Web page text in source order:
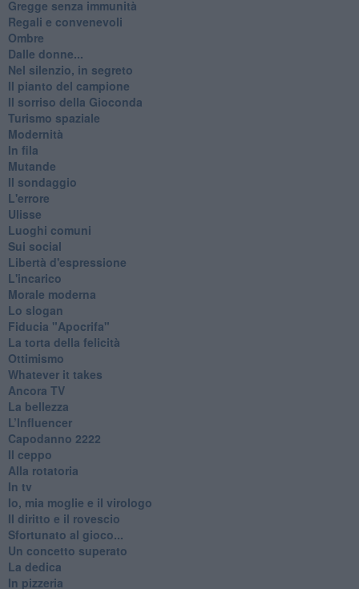
Gregge senza immunità
Regali e convenevoli
Ombre
Dalle donne...
Nel silenzio, in segreto
Il pianto del campione
Il sorriso della Gioconda
Turismo spaziale
Modernità
In fila
Mutande
Il sondaggio
L'errore
Ulisse
Luoghi comuni
Sui social
Libertà d'espressione
L'incarico
Morale moderna
Lo slogan
Fiducia "Apocrifa"
La torta della felicità
Ottimismo
Whatever it takes
Ancora TV
La bellezza
L’Influencer
​Capodanno 2222
Il ceppo
Alla rotatoria
In tv
Io, mia moglie e il virologo
Il diritto e il rovescio
Sfortunato al gioco...
Un concetto superato
La dedica
In pizzeria